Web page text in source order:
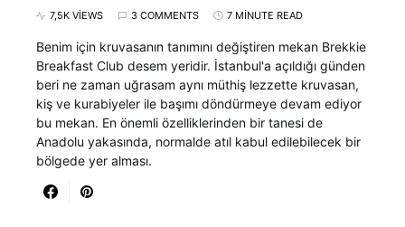
7,5K VIEWS 3 COMMENTS 7 MINUTE READ
Benim için kruvasanın tanımını değiştiren mekan Brekkie
Breakfast Club desem yeridir. İstanbul'a açıldığı günden
beri ne zaman uğrasam aynı müthiş lezzette kruvasan,
kiş ve kurabiyeler ile başımı döndürmeye devam ediyor
bu mekan. En önemli özelliklerinden bir tanesi de
Anadolu yakasında, normalde atıl kabul edilebilecek bir
bölgede yer alması.